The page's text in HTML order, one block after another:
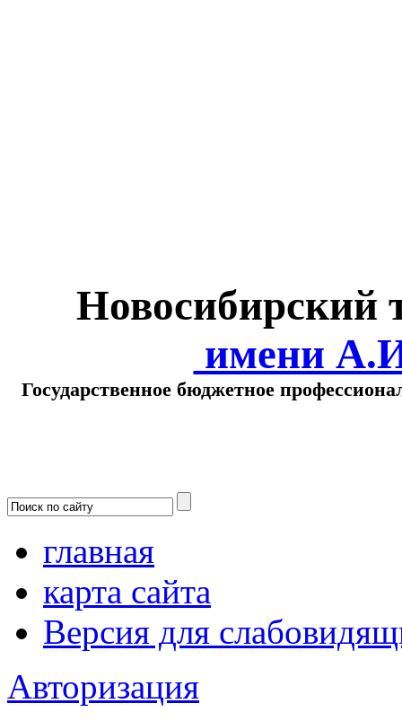
Новосибирский
имени
Государственное бюджетное
главная
карта сайта
Версия для
Авторизация